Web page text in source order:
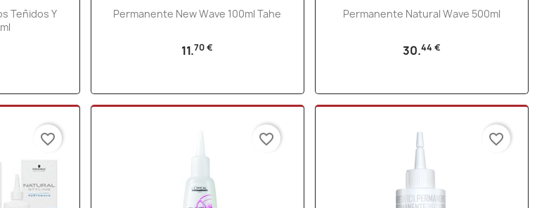
Teñidos Y
Vista rápida
Permanente New Wave 100ml Tahe
11.70 €
Vista rápida
Permanente Natural Wave 500ml
30.44 €
favorite_border favorite_border favorite_border